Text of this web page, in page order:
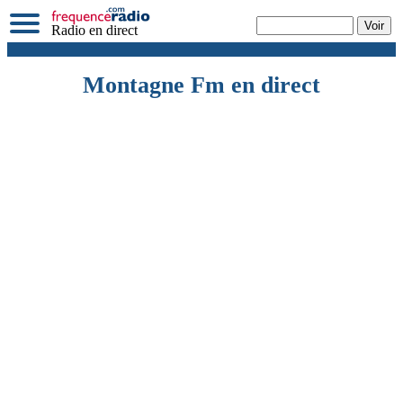
Radio en direct
Montagne Fm en direct